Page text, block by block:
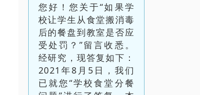
您好！您关于“如果学
校让学生从食堂搬消毒
后的餐盘到教室是否应
受处罚？”留言收悉。
经研究，现答复如下：
2021年8月5日，我们
已就您“学校食堂分餐